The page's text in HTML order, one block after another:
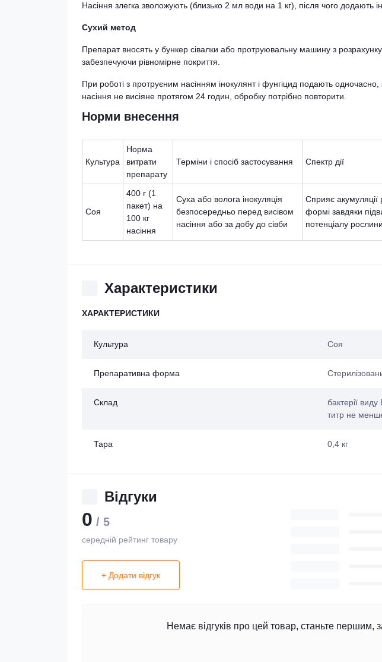
Насіння злегка зволожують (близько 2 мл води на 1 кг), після чого додають
Сухий метод
Препарат вносять у бункер сівалки або протруювальну машину з
забезпечуючи рівномірне покриття.
При роботі з протруєним насінням інокулянт і фунгіцид подають
насіння не висіяне протягом 24 годин, обробку потрібно повторити.
Норми внесення
Культура
Норма
витрати
препарату
Терміни і спосіб застосування Спектр дії
Соя
400 г (1
пакет) на
100 кг
насіння
Суха або волога інокуляція
безпосередньо перед висівом
насіння або за добу до сівби
Сприяє акумуляції
формі завдяки
потенціалу
Характеристики
ХАРАКТЕРИСТИКИ
Культура Соя
Препаративна форма
Склад
бактерії
титр не
Тара 0,4 кг
Відгуки
0 / 5
середній рейтинг товару
+ Додати відгук
Немає відгуків про цей товар, станьте першим,